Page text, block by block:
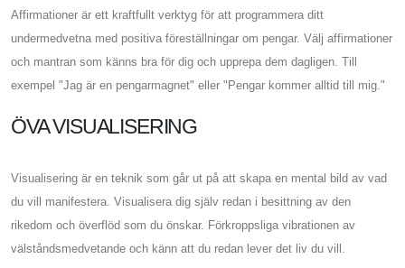
Affirmationer är ett kraftfullt verktyg för att programmera ditt
undermedvetna med positiva föreställningar om pengar. Välj affirmationer
och mantran som känns bra för dig och upprepa dem dagligen. Till
exempel "Jag är en pengarmagnet" eller "Pengar kommer alltid till mig."
ÖVA VISUALISERING
Visualisering är en teknik som går ut på att skapa en mental bild av vad
du vill manifestera. Visualisera dig själv redan i besittning av den
rikedom och överflöd som du önskar. Förkroppsliga vibrationen av
välståndsmedvetande och känn att du redan lever det liv du vill.